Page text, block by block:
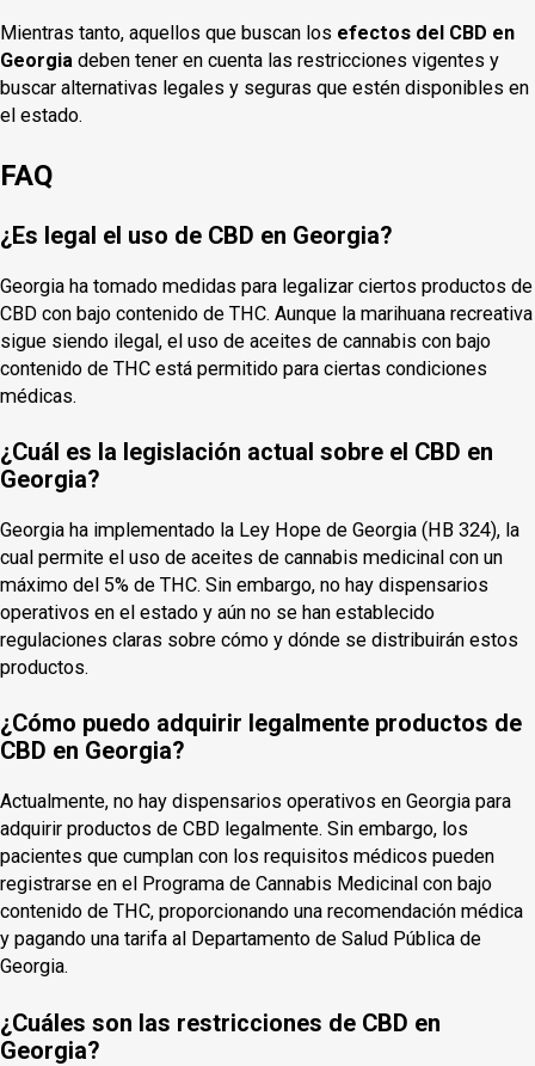
Mientras tanto, aquellos que buscan los efectos del CBD en
Georgia deben tener en cuenta las restricciones vigentes y
buscar alternativas legales y seguras que estén disponibles en
el estado.
FAQ
¿Es legal el uso de CBD en Georgia?
Georgia ha tomado medidas para legalizar ciertos productos de
CBD con bajo contenido de THC. Aunque la marihuana recreativa
sigue siendo ilegal, el uso de aceites de cannabis con bajo
contenido de THC está permitido para ciertas condiciones
médicas.
¿Cuál es la legislación actual sobre el CBD en
Georgia?
Georgia ha implementado la Ley Hope de Georgia (HB 324), la
cual permite el uso de aceites de cannabis medicinal con un
máximo del 5% de THC. Sin embargo, no hay dispensarios
operativos en el estado y aún no se han establecido
regulaciones claras sobre cómo y dónde se distribuirán estos
productos.
¿Cómo puedo adquirir legalmente productos de
CBD en Georgia?
Actualmente, no hay dispensarios operativos en Georgia para
adquirir productos de CBD legalmente. Sin embargo, los
pacientes que cumplan con los requisitos médicos pueden
registrarse en el Programa de Cannabis Medicinal con bajo
contenido de THC, proporcionando una recomendación médica
y pagando una tarifa al Departamento de Salud Pública de
Georgia.
¿Cuáles son las restricciones de CBD en
Georgia?